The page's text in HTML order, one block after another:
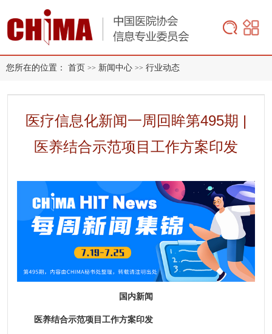
您所在的位置： 首页 >> 新闻中心 >> 行业动态
医疗信息化新闻一周回眸第495期 |
医养结合示范项目工作方案印发
国内新闻
医养结合示范项目工作方案印发